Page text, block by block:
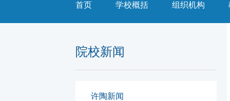
首页 学校概括 组织机构
院校新闻
许陶新闻